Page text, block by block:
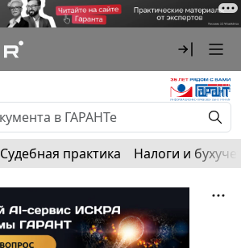
Судебная практика Налоги и